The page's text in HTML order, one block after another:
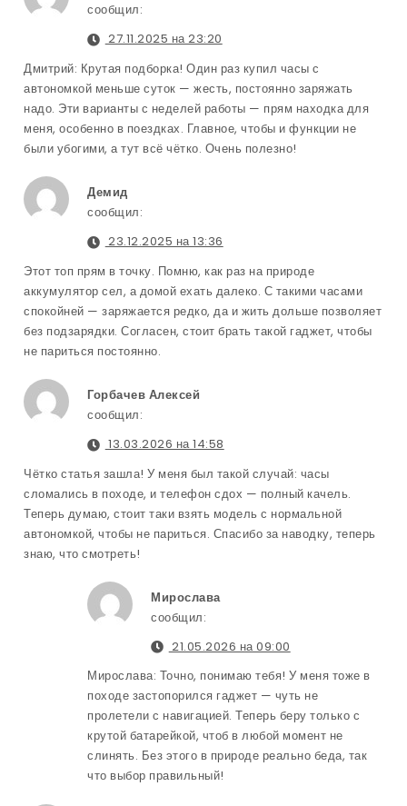
сообщил:
27.11.2025 на 23:20
Дмитрий: Крутая подборка! Один раз купил часы с
автономкой меньше суток — жесть, постоянно заряжать
надо. Эти варианты с неделей работы — прям находка для
меня, особенно в поездках. Главное, чтобы и функции не
были убогими, а тут всё чётко. Очень полезно!
Демид
сообщил:
23.12.2025 на 13:36
Этот топ прям в точку. Помню, как раз на природе
аккумулятор сел, а домой ехать далеко. С такими часами
спокойней — заряжается редко, да и жить дольше позволяет
без подзарядки. Согласен, стоит брать такой гаджет, чтобы
не париться постоянно.
Горбачев Алексей
сообщил:
13.03.2026 на 14:58
Чётко статья зашла! У меня был такой случай: часы
сломались в походе, и телефон сдох — полный качель.
Теперь думаю, стоит таки взять модель с нормальной
автономкой, чтобы не париться. Спасибо за наводку, теперь
знаю, что смотреть!
Мирослава
сообщил:
21.05.2026 на 09:00
Мирослава: Точно, понимаю тебя! У меня тоже в
походе застопорился гаджет — чуть не
пролетели с навигацией. Теперь беру только с
крутой батарейкой, чтоб в любой момент не
слинять. Без этого в природе реально беда, так
что выбор правильный!